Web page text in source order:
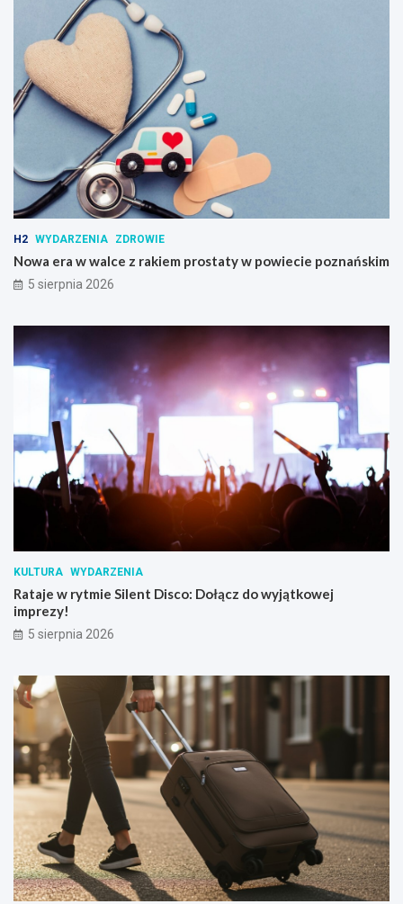
H2 WYDARZENIA ZDROWIE
Nowa era w walce z rakiem prostaty w powiecie poznańskim
5 sierpnia 2026
KULTURA WYDARZENIA
Rataje w rytmie Silent Disco: Dołącz do wyjątkowej
imprezy!
5 sierpnia 2026